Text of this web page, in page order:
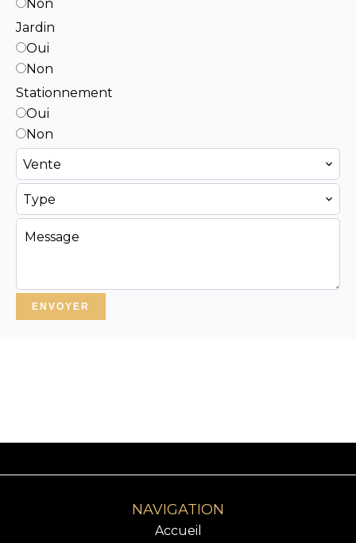
Non
Jardin
Oui
Non
Stationnement
Oui
Non
Vente
Type
ENVOYER
NAVIGATION
Accueil